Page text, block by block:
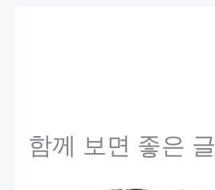
함께 보면 좋은 글